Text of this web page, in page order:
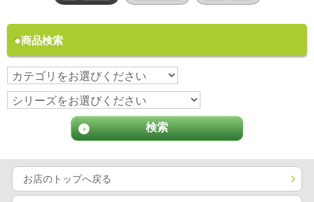
商品検索
お店のトップへ戻る